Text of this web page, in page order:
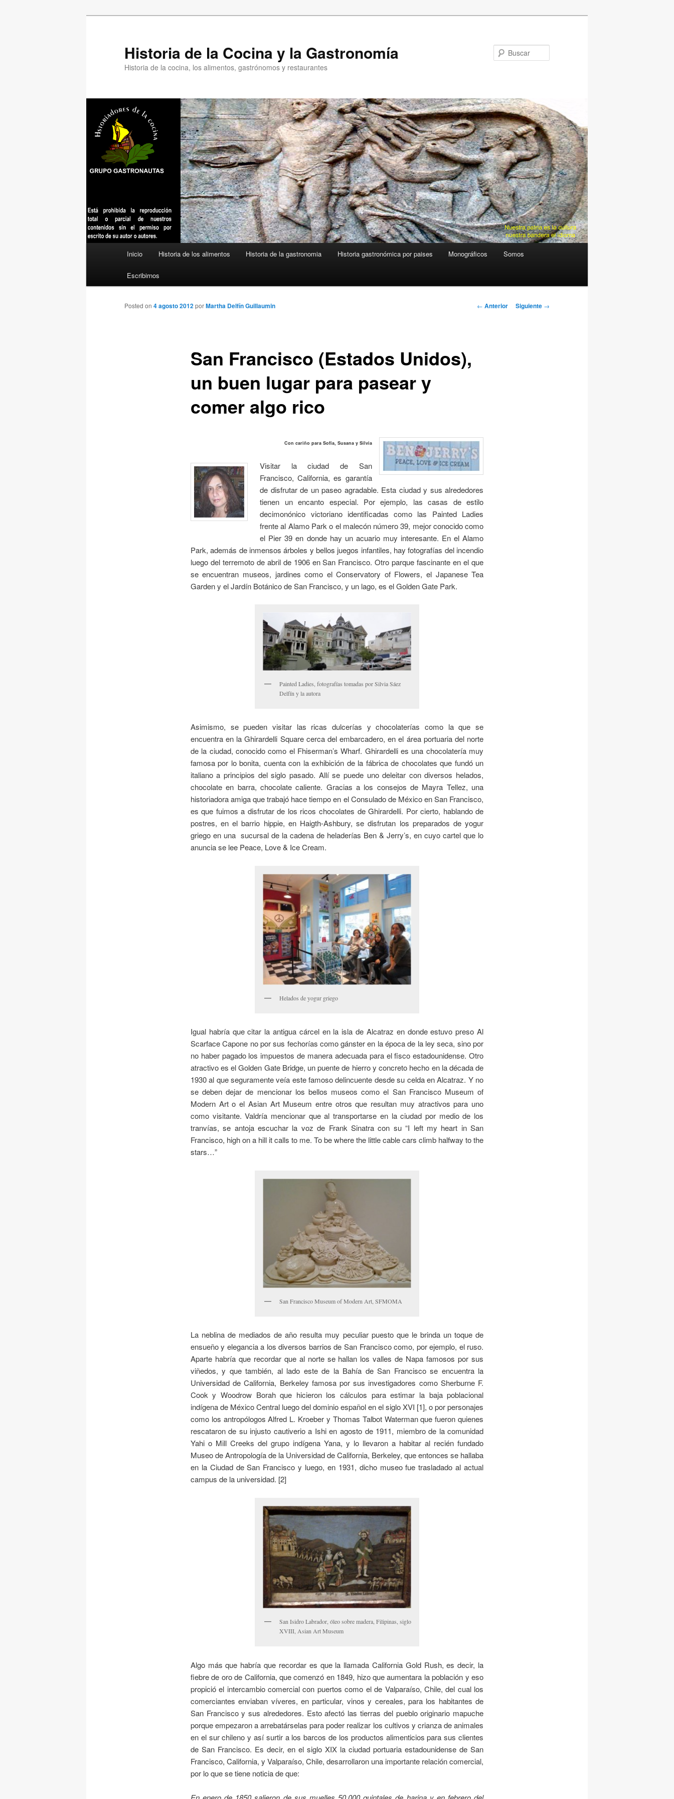
Historia de la Cocina y la Gastronomía
Historia de la cocina, los alimentos, gastrónomos y restaurantes
Inicio Historia de los alimentos Historia de la gastronomia Historia gastronómica por paises Monográficos Somos
Escribirnos
Navegación
← Anterior Siguiente →
San Francisco (Estados Unidos),
un buen lugar para pasear y
comer algo rico
Posted on 4 agosto 2012porMartha Delfín Guillaumin
Con cariño para Sofía, Susana y Silvia
Visitar la ciudad de San
Francisco, California, es garantía
de disfrutar de un paseo agradable. Esta ciudad y sus alrededores
tienen un encanto especial. Por ejemplo, las casas de estilo
decimonónico victoriano identificadas como las Painted Ladies
frente al Alamo Park o el malecón número 39, mejor conocido como
el Pier 39 en donde hay un acuario muy interesante. En el Alamo
Park, además de inmensos árboles y bellos juegos infantiles, hay fotografías del incendio
luego del terremoto de abril de 1906 en San Francisco. Otro parque fascinante en el que
se encuentran museos, jardines como el Conservatory of Flowers, el Japanese Tea
Garden y el Jardín Botánico de San Francisco, y un lago, es el Golden Gate Park.
Painted Ladies, fotografías tomadas por Silvia Sáez
Delfín y la autora
Asimismo, se pueden visitar las ricas dulcerías y chocolaterías como la que se
encuentra en la Ghirardelli Square cerca del embarcadero, en el área portuaria del norte
de la ciudad, conocido como el Fhiserman’s Wharf. Ghirardelli es una chocolatería muy
famosa por lo bonita, cuenta con la exhibición de la fábrica de chocolates que fundó un
italiano a principios del siglo pasado. Allí se puede uno deleitar con diversos helados,
chocolate en barra, chocolate caliente. Gracias a los consejos de Mayra Tellez, una
historiadora amiga que trabajó hace tiempo en el Consulado de México en San Francisco,
es que fuimos a disfrutar de los ricos chocolates de Ghirardelli. Por cierto, hablando de
postres, en el barrio hippie, en Haigth-Ashbury, se disfrutan los preparados de yogur
griego en una sucursal de la cadena de heladerías Ben & Jerry’s, en cuyo cartel que lo
anuncia se lee Peace, Love & Ice Cream.
Helados de yogur griego
Igual habría que citar la antigua cárcel en la isla de Alcatraz en donde estuvo preso Al
Scarface Capone no por sus fechorías como gánster en la época de la ley seca, sino por
no haber pagado los impuestos de manera adecuada para el fisco estadounidense. Otro
atractivo es el Golden Gate Bridge, un puente de hierro y concreto hecho en la década de
1930 al que seguramente veía este famoso delincuente desde su celda en Alcatraz. Y no
se deben dejar de mencionar los bellos museos como el San Francisco Museum of
Modern Art o el Asian Art Museum entre otros que resultan muy atractivos para uno
como visitante. Valdría mencionar que al transportarse en la ciudad por medio de los
tranvías, se antoja escuchar la voz de Frank Sinatra con su “I left my heart in San
Francisco, high on a hill it calls to me. To be where the little cable cars climb halfway to the
stars…”
San Francisco Museum of Modern Art, SFMOMA
La neblina de mediados de año resulta muy peculiar puesto que le brinda un toque de
ensueño y elegancia a los diversos barrios de San Francisco como, por ejemplo, el ruso.
Aparte habría que recordar que al norte se hallan los valles de Napa famosos por sus
viñedos, y que también, al lado este de la Bahía de San Francisco se encuentra la
Universidad de California, Berkeley famosa por sus investigadores como Sherburne F.
Cook y Woodrow Borah que hicieron los cálculos para estimar la baja poblacional
indígena de México Central luego del dominio español en el siglo XVI [1], o por personajes
como los antropólogos Alfred L. Kroeber y Thomas Talbot Waterman que fueron quienes
rescataron de su injusto cautiverio a Ishi en agosto de 1911, miembro de la comunidad
Yahi o Mill Creeks del grupo indígena Yana, y lo llevaron a habitar al recién fundado
Museo de Antropología de la Universidad de California, Berkeley, que entonces se hallaba
en la Ciudad de San Francisco y luego, en 1931, dicho museo fue trasladado al actual
campus de la universidad. [2]
San Isidro Labrador, óleo sobre madera, Filipinas, siglo
XVIII, Asian Art Museum
Algo más que habría que recordar es que la llamada California Gold Rush, es decir, la
fiebre de oro de California, que comenzó en 1849, hizo que aumentara la población y eso
propició el intercambio comercial con puertos como el de Valparaíso, Chile, del cual los
comerciantes enviaban víveres, en particular, vinos y cereales, para los habitantes de
San Francisco y sus alrededores. Esto afectó las tierras del pueblo originario mapuche
porque empezaron a arrebatárselas para poder realizar los cultivos y crianza de animales
en el sur chileno y así surtir a los barcos de los productos alimenticios para sus clientes
de San Francisco. Es decir, en el siglo XIX la ciudad portuaria estadounidense de San
Francisco, California, y Valparaíso, Chile, desarrollaron una importante relación comercial,
por lo que se tiene noticia de que: